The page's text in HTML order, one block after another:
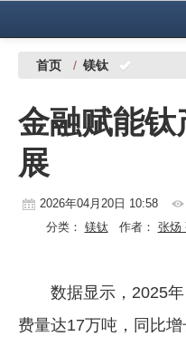
中国有色金属报社主办
铜镍铅锌
铝
稀有稀土
镁钛
首页 / 镁钛
金融赋能
展
2026年04月20日 10:58
分类： 镁钛作者： 张炀
数据显示，2025
费量达17万吨，同比